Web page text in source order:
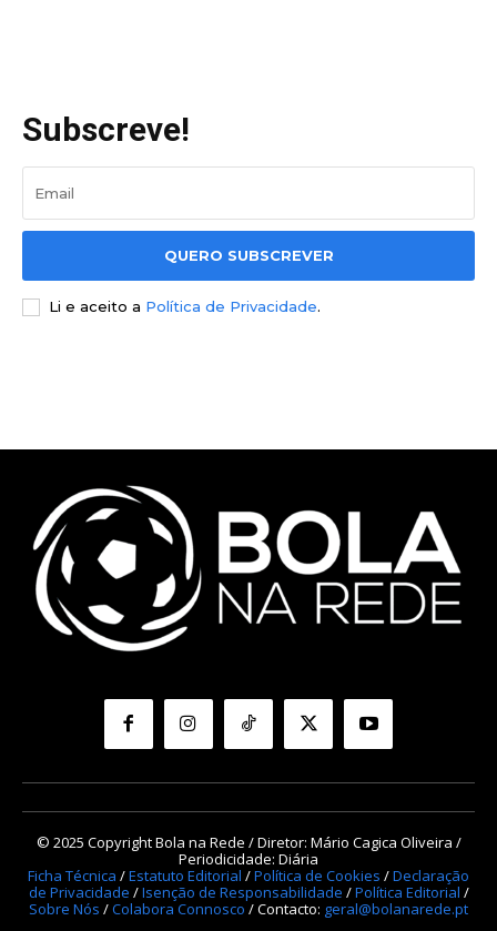
Subscreve!
QUERO SUBSCREVER
Li e aceito a Política de Privacidade.
© 2025 Copyright Bola na Rede / Diretor: Mário Cagica Oliveira /
Periodicidade: Diária
Ficha Técnica /Estatuto Editorial /Política de Cookies /Declaração
de Privacidade /Isenção de Responsabilidade /Política Editorial /
Sobre Nós /Colabora Connosco / Contacto: geral@bolanarede.pt